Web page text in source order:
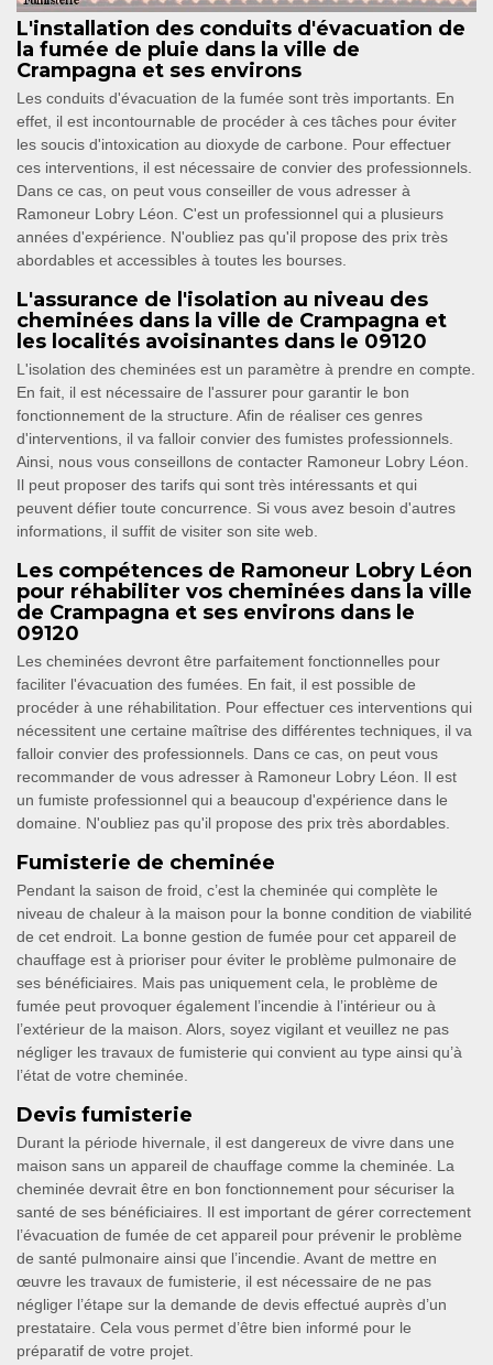
L'installation des conduits d'évacuation de
la fumée de pluie dans la ville de
Crampagna et ses environs
Les conduits d'évacuation de la fumée sont très importants. En
effet, il est incontournable de procéder à ces tâches pour éviter
les soucis d'intoxication au dioxyde de carbone. Pour effectuer
ces interventions, il est nécessaire de convier des professionnels.
Dans ce cas, on peut vous conseiller de vous adresser à
Ramoneur Lobry Léon. C'est un professionnel qui a plusieurs
années d'expérience. N'oubliez pas qu'il propose des prix très
abordables et accessibles à toutes les bourses.
L'assurance de l'isolation au niveau des
cheminées dans la ville de Crampagna et
les localités avoisinantes dans le 09120
L'isolation des cheminées est un paramètre à prendre en compte.
En fait, il est nécessaire de l'assurer pour garantir le bon
fonctionnement de la structure. Afin de réaliser ces genres
d'interventions, il va falloir convier des fumistes professionnels.
Ainsi, nous vous conseillons de contacter Ramoneur Lobry Léon.
Il peut proposer des tarifs qui sont très intéressants et qui
peuvent défier toute concurrence. Si vous avez besoin d'autres
informations, il suffit de visiter son site web.
Les compétences de Ramoneur Lobry Léon
pour réhabiliter vos cheminées dans la ville
de Crampagna et ses environs dans le
09120
Les cheminées devront être parfaitement fonctionnelles pour
faciliter l'évacuation des fumées. En fait, il est possible de
procéder à une réhabilitation. Pour effectuer ces interventions qui
nécessitent une certaine maîtrise des différentes techniques, il va
falloir convier des professionnels. Dans ce cas, on peut vous
recommander de vous adresser à Ramoneur Lobry Léon. Il est
un fumiste professionnel qui a beaucoup d'expérience dans le
domaine. N'oubliez pas qu'il propose des prix très abordables.
Fumisterie de cheminée
Pendant la saison de froid, c’est la cheminée qui complète le
niveau de chaleur à la maison pour la bonne condition de viabilité
de cet endroit. La bonne gestion de fumée pour cet appareil de
chauffage est à prioriser pour éviter le problème pulmonaire de
ses bénéficiaires. Mais pas uniquement cela, le problème de
fumée peut provoquer également l’incendie à l’intérieur ou à
l’extérieur de la maison. Alors, soyez vigilant et veuillez ne pas
négliger les travaux de fumisterie qui convient au type ainsi qu’à
l’état de votre cheminée.
Devis fumisterie
Durant la période hivernale, il est dangereux de vivre dans une
maison sans un appareil de chauffage comme la cheminée. La
cheminée devrait être en bon fonctionnement pour sécuriser la
santé de ses bénéficiaires. Il est important de gérer correctement
l’évacuation de fumée de cet appareil pour prévenir le problème
de santé pulmonaire ainsi que l’incendie. Avant de mettre en
œuvre les travaux de fumisterie, il est nécessaire de ne pas
négliger l’étape sur la demande de devis effectué auprès d’un
prestataire. Cela vous permet d’être bien informé pour le
préparatif de votre projet.